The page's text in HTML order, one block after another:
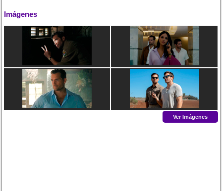
Imágenes
Ver Imágenes